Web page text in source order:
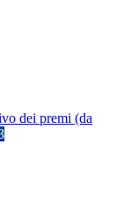
dei premi (da